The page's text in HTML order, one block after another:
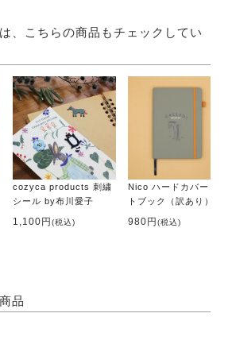
、こちらの商品もチェックしてい
cozyca products 刺繍
シール by布川愛子
1,100円(税込)
Nico ハードカバー ノー
トブック（訳あり）
980円(税込)
品